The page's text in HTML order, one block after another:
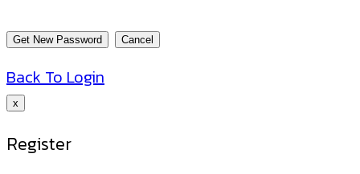
Back To Login
x
Register